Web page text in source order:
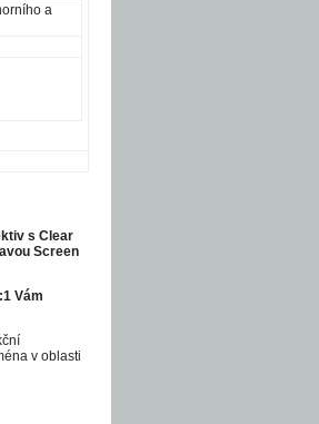
a
s Clear
Screen
Vám
v oblasti